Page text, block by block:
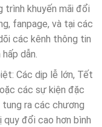
trình khuyến mãi đổi
fanpage, và tại các
các kênh thông tin
dẫn.
Các dịp lễ lớn, Tết
các sự kiện đặc
ra các chương
đổi cao hơn bình